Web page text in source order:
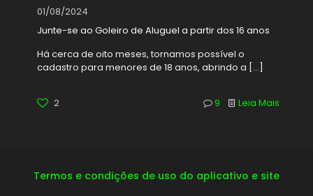
01/08/2024
Junte-se ao Goleiro de Aluguel a partir dos 16 anos
Há cerca de oito meses, tornamos possível o
cadastro para menores de 18 anos, abrindo a […]
2 9 Leia Mais
Termos e condições de uso do aplicativo e site